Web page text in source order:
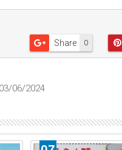
0
Share
03/06/2024